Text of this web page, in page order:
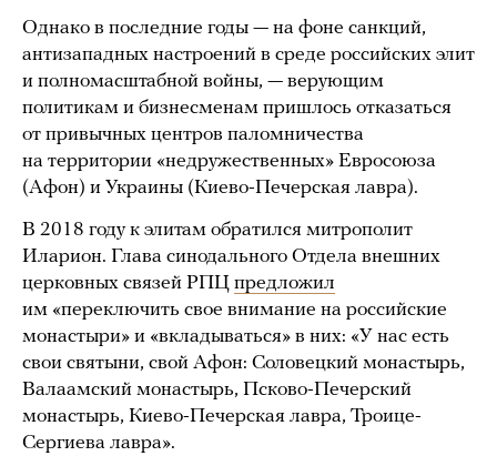
Однако в последние годы — на фоне санкций,
антизападных настроений в среде российских элит
и полномасштабной войны, — верующим
политикам и бизнесменам пришлось отказаться
от привычных центров паломничества
на территории «недружественных» Евросоюза
(Афон) и Украины (Киево-Печерская лавра).
В 2018 году к элитам обратился митрополит
Иларион. Глава синодального Отдела внешних
церковных связей РПЦ предложил
им «переключить свое внимание на российские
монастыри» и «вкладываться» в них: «У нас есть
свои святыни, свой Афон: Соловецкий монастырь,
Валаамский монастырь, Псково-Печерский
монастырь, Киево-Печерская лавра, Троице-
Сергиева лавра».